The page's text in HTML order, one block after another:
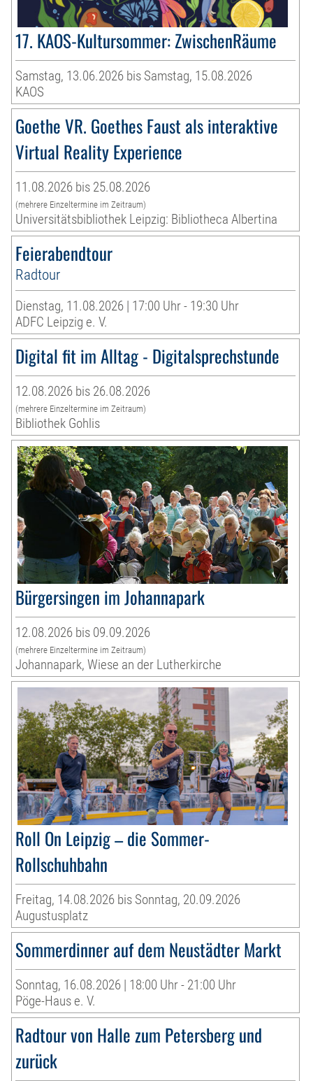
17. KAOS-Kultursommer: ZwischenRäume
Samstag, 13.06.2026 bis Samstag, 15.08.2026
KAOS
Goethe VR. Goethes Faust als interaktive
Virtual Reality Experience
11.08.2026 bis 25.08.2026
(mehrere Einzeltermine im Zeitraum)
Universitätsbibliothek Leipzig: Bibliotheca Albertina
Feierabendtour
Radtour
Dienstag, 11.08.2026 | 17:00 Uhr - 19:30 Uhr
ADFC Leipzig e. V.
Digital fit im Alltag - Digitalsprechstunde
12.08.2026 bis 26.08.2026
(mehrere Einzeltermine im Zeitraum)
Bibliothek Gohlis
Bürgersingen im Johannapark
12.08.2026 bis 09.09.2026
(mehrere Einzeltermine im Zeitraum)
Johannapark, Wiese an der Lutherkirche
Roll On Leipzig – die Sommer-
Rollschuhbahn
Freitag, 14.08.2026 bis Sonntag, 20.09.2026
Augustusplatz
Sommerdinner auf dem Neustädter Markt
Sonntag, 16.08.2026 | 18:00 Uhr - 21:00 Uhr
Pöge-Haus e. V.
Radtour von Halle zum Petersberg und
zurück